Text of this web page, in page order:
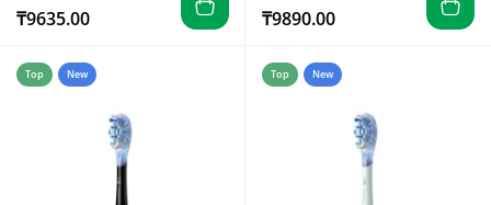
₸9635.00 ₸9890.00
Top New Top New